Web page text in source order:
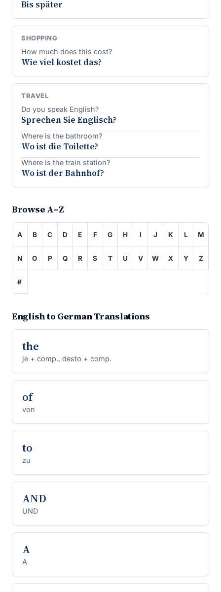
Bis später
SHOPPING
How much does this cost?
Wie viel kostet das?
TRAVEL
Do you speak English?
Sprechen Sie Englisch?
Where is the bathroom?
Wo ist die Toilette?
Where is the train station?
Wo ist der Bahnhof?
Browse A–Z
A B C D E F G H I J K L M
N O P Q R S T U V W X Y Z
#
English to German Translations
the
je + comp., desto + comp.
of
von
to
zu
AND
UND
A
A